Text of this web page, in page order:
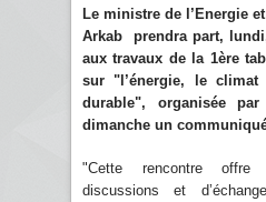
Le ministre de l’Energie
Arkab prendra part,
aux travaux de la 1ère
sur "l’énergie, le climat
durable", organisée
dimanche un
"Cette rencontre
discussions et